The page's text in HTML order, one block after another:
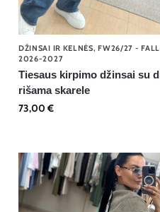
DŽINSAI IR KELNĖS,FW26/27 -
2026-2027
Tiesaus kirpimo džinsai su
rišama skarele
73,00 €